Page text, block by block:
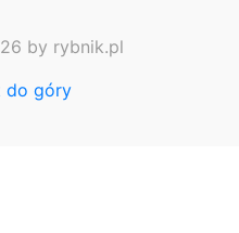
by rybnik.pl
do góry